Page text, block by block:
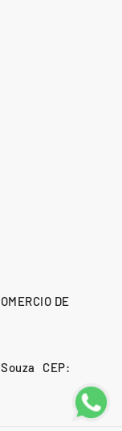
DE
CEP: